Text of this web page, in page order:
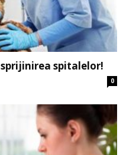
spitalelor!
0